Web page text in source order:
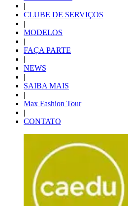
|
CLUBE DE SERVIÇOS
|
MODELOS
|
FAÇA PARTE
|
NEWS
|
SAIBA MAIS
|
Max Fashion Tour
|
CONTATO